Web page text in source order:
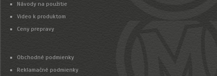
Návody na použitie
Video k produktom
Ceny prepravy
Obchodné podmienky
Reklamačné podmienky